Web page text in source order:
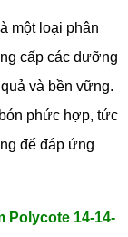
là một loại phân
cấp các dưỡng
và bền vững.
phức hợp, tức
để đáp ứng
Polycote 14-14-